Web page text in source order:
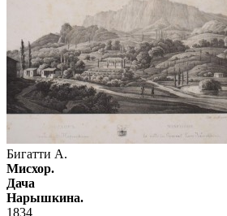
Бигатти А.
Мисхор.
Дача
Нарышкина.
1834